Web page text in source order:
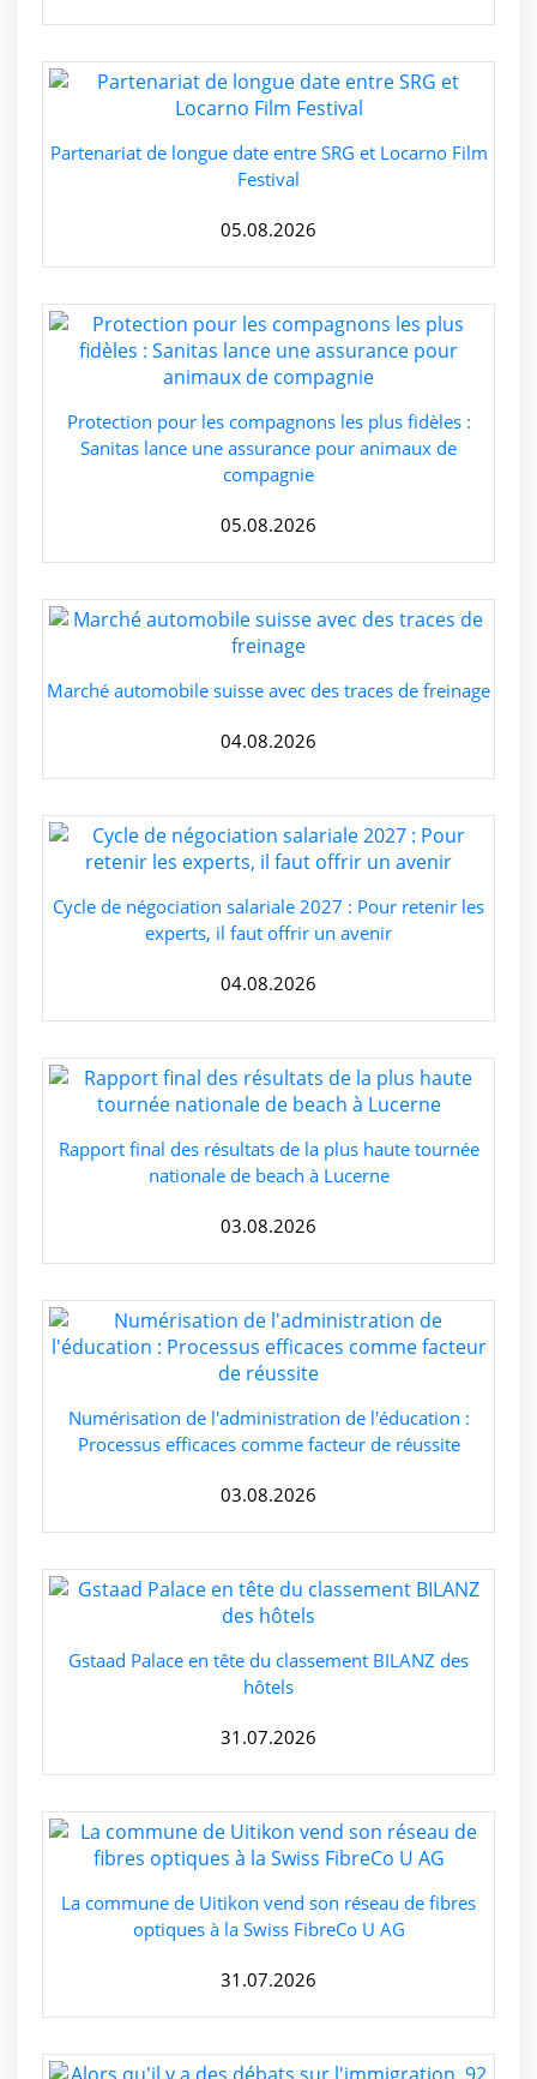
Partenariat de longue date entre SRG et Locarno Film
Festival
05.08.2026
Protection pour les compagnons les plus fidèles :
Sanitas lance une assurance pour animaux de
compagnie
05.08.2026
Marché automobile suisse avec des traces de freinage
04.08.2026
Cycle de négociation salariale 2027 : Pour retenir les
experts, il faut offrir un avenir
04.08.2026
Rapport final des résultats de la plus haute tournée
nationale de beach à Lucerne
03.08.2026
Numérisation de l'administration de l'éducation :
Processus efficaces comme facteur de réussite
03.08.2026
Gstaad Palace en tête du classement BILANZ des
hôtels
31.07.2026
La commune de Uitikon vend son réseau de fibres
optiques à la Swiss FibreCo U AG
31.07.2026